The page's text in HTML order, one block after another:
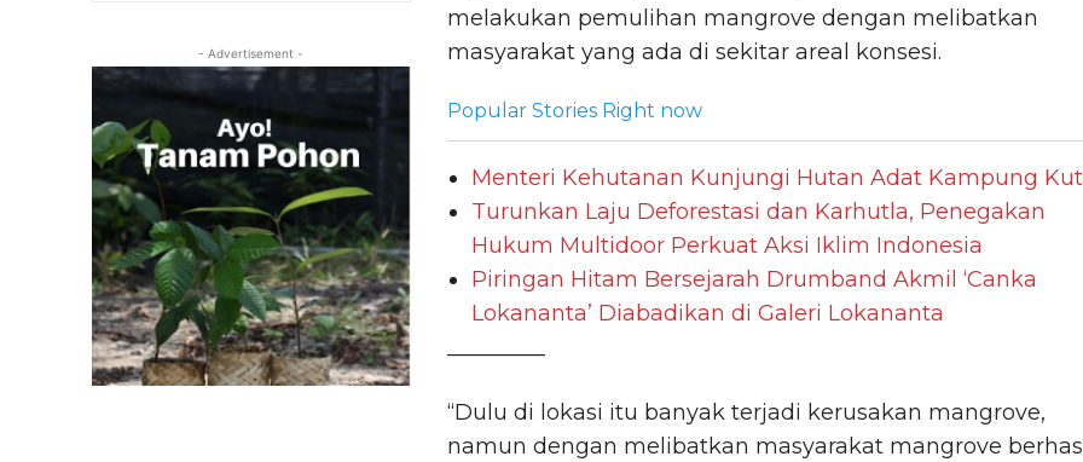
- Advertisement -
melakukan pemulihan mangrove dengan melibatkan
masyarakat yang ada di sekitar areal konsesi.
Popular Stories Right now
Menteri Kehutanan Kunjungi Hutan Adat Kampung
Turunkan Laju Deforestasi dan Karhutla, Penegakan
Hukum Multidoor Perkuat Aksi Iklim Indonesia
Piringan Hitam Bersejarah Drumband Akmil ‘Canka
Lokananta’ Diabadikan di Galeri Lokananta
_________
“Dulu di lokasi itu banyak terjadi kerusakan mangrove,
namun dengan melibatkan masyarakat mangrove